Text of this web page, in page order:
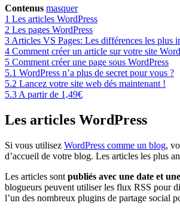
Contenus masquer
1 Les articles WordPress
2 Les pages WordPress
3 Articles VS Pages: Les différences les plus
4 Comment créer un article sur votre site
5 Comment créer une page sous WordPress
5.1 WordPress n’a plus de secret pour vous ?
5.2 Lancez votre site web dés maintenant !
5.3 A partir de 1,49€
Les articles WordPress
Si vous utilisez WordPress comme un blog,
d’accueil de votre blog. Les articles les plus
Les articles sont publiés avec une date et
blogueurs peuvent utiliser les flux RSS pour
l’un des nombreux plugins de partage social